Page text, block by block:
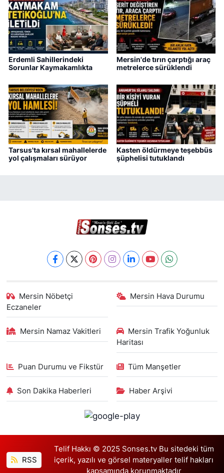
Erdemli Sahillerindeki
Sorunlar Kaymakamlıkta
Mersin'de tırın çarptığı araç
metrelerce sürüklendi
Tarsus'ta kırsal mahallelerde
yol çalışmaları sürüyor
Kasten öldürmeye teşebbüs
şüphelisi tutuklandı
Mersin Nöbetçi
Eczaneler
Mersin Hava Durumu
Mersin Namaz Vakitleri
Mersin Trafik Yoğunluk
Haritası
Puan Durumu ve Fikstür Tüm Manşetler
Son Dakika Haberleri Haber Arşivi
RSS
Telif Hakkı © 2025 Sonses.tv Bu sitedeki tüm
içerik, yazılı ve görsel materyaller telif hakları
kapsamında korunmaktadır